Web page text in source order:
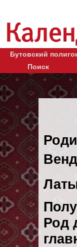
Бутовский
Поиск
Род